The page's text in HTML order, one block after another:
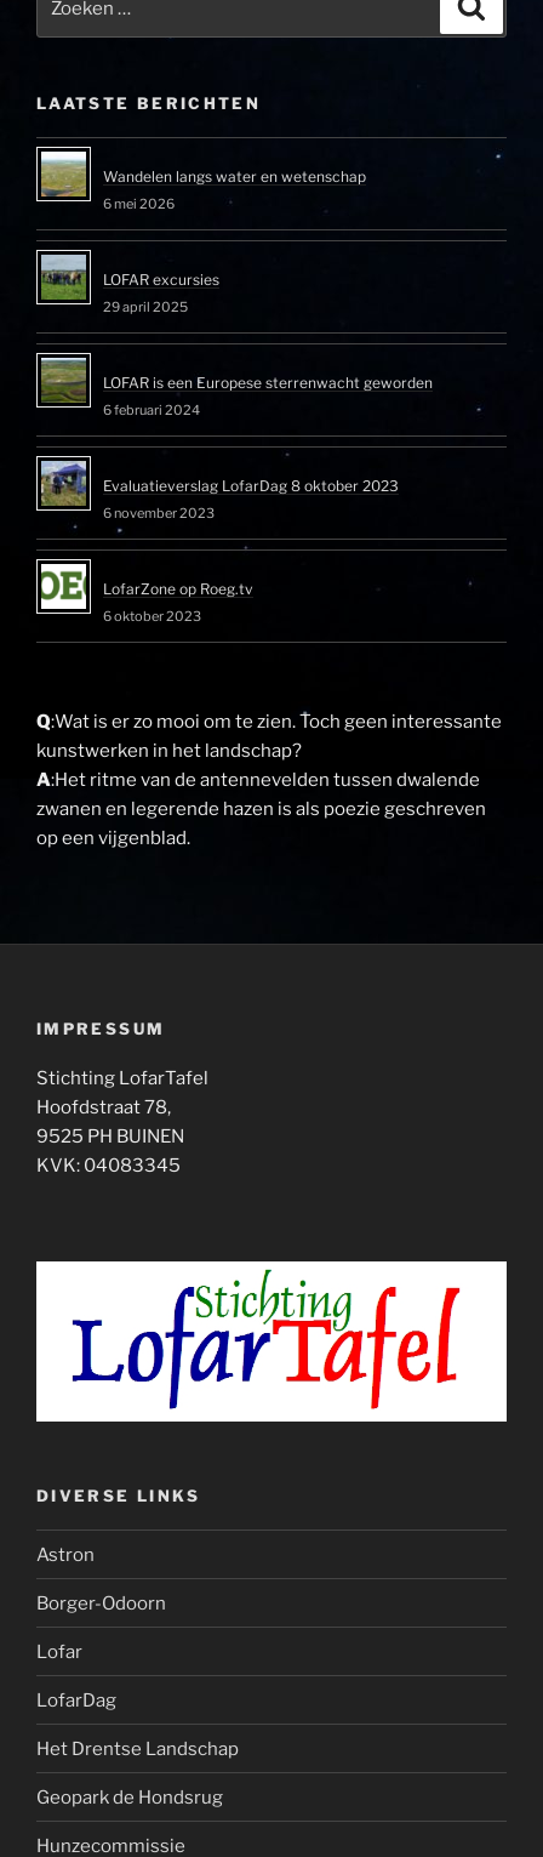
LAATSTE BERICHTEN
Wandelen langs water en wetenschap
6 mei 2026
LOFAR excursies
29 april 2025
LOFAR is een Europese sterrenwacht geworden
6 februari 2024
Evaluatieverslag LofarDag 8 oktober 2023
6 november 2023
LofarZone op Roeg.tv
6 oktober 2023
Q:Wat is er zo mooi om te zien. Toch geen interessante
kunstwerken in het landschap?
A:Het ritme van de antennevelden tussen dwalende
zwanen en legerende hazen is als poezie geschreven
op een vijgenblad.
IMPRESSUM
Stichting LofarTafel
Hoofdstraat 78,
9525 PH BUINEN
KVK: 04083345
DIVERSE LINKS
Astron
Borger-Odoorn
Lofar
LofarDag
Het Drentse Landschap
Geopark de Hondsrug
Hunzecommissie